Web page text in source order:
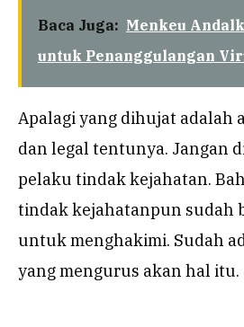
Baca Juga: Menkeu
untuk Penanggulangan
Apalagi yang dihujat adalah
dan legal tentunya. Jangan
pelaku tindak kejahatan.
tindak kejahatanpun sudah
untuk menghakimi. Sudah
yang mengurus akan hal itu.